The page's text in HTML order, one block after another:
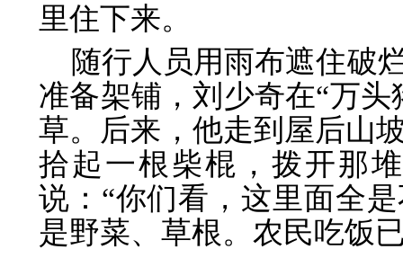
里住下来。
随行人员用雨布遮住破
准备架铺，刘少奇在“万
草。后来，他走到屋后山
拾起一根柴棍，拨开那
说：“你们看，这里面全
是野菜、草根。农民吃饭